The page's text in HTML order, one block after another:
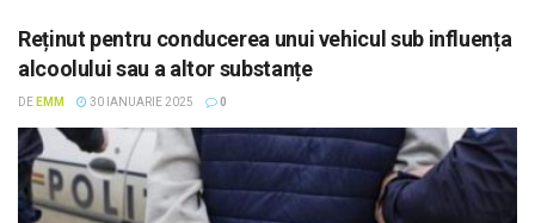
Reținut pentru conducerea unui vehicul sub influența
alcoolului sau a altor substanțe
DE EMM 30 IANUARIE 2025 0